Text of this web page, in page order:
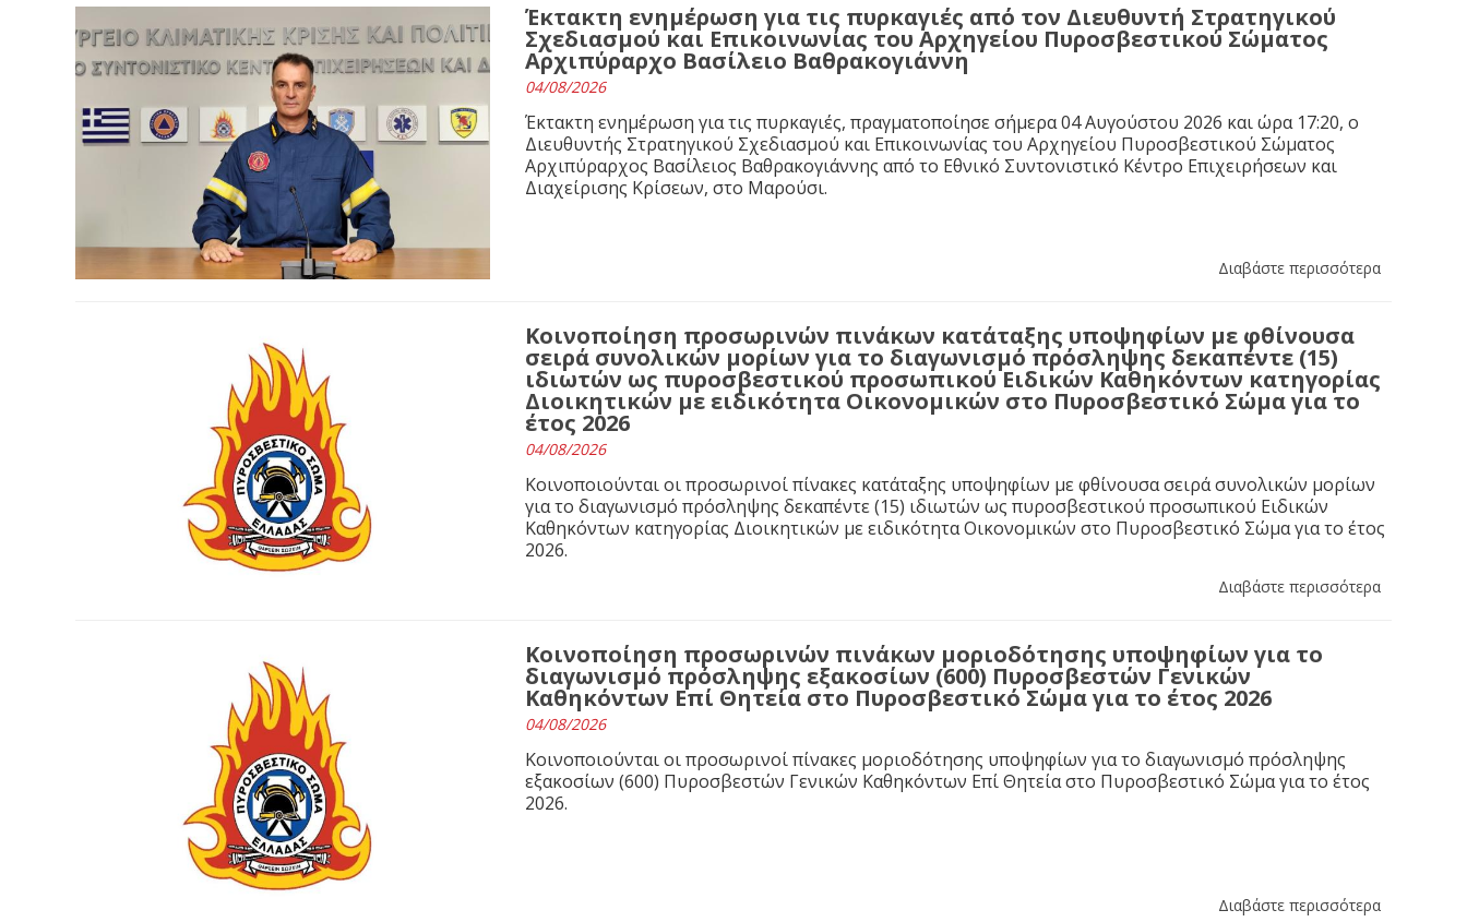
Έκτακτη ενημέρωση για τις πυρκαγιές από τον Διευθυντή Στρατηγικού
Σχεδιασμού και Επικοινωνίας του Αρχηγείου Πυροσβεστικού Σώματος
Αρχιπύραρχο Βασίλειο Βαθρακογιάννη
04/08/2026
Έκτακτη ενημέρωση για τις πυρκαγιές, πραγματοποίησε σήμερα 04 Αυγούστου 2026 και ώρα 17:20, ο
Διευθυντής Στρατηγικού Σχεδιασμού και Επικοινωνίας του Αρχηγείου Πυροσβεστικού Σώματος
Αρχιπύραρχος Βασίλειος Βαθρακογιάννης από το Εθνικό Συντονιστικό Κέντρο Επιχειρήσεων και
Διαχείρισης Κρίσεων, στο Μαρούσι.
Διαβάστε περισσότερα
Κοινοποίηση προσωρινών πινάκων κατάταξης υποψηφίων με φθίνουσα
σειρά συνολικών μορίων για το διαγωνισμό πρόσληψης δεκαπέντε (15)
ιδιωτών ως πυροσβεστικού προσωπικού Ειδικών Καθηκόντων κατηγορίας
Διοικητικών με ειδικότητα Οικονομικών στο Πυροσβεστικό Σώμα για το
έτος 2026
04/08/2026
Κοινοποιούνται οι προσωρινοί πίνακες κατάταξης υποψηφίων με φθίνουσα σειρά συνολικών μορίων
για το διαγωνισμό πρόσληψης δεκαπέντε (15) ιδιωτών ως πυροσβεστικού προσωπικού Ειδικών
Καθηκόντων κατηγορίας Διοικητικών με ειδικότητα Οικονομικών στο Πυροσβεστικό Σώμα για το έτος
2026.
Διαβάστε περισσότερα
Κοινοποίηση προσωρινών πινάκων μοριοδότησης υποψηφίων για το
διαγωνισμό πρόσληψης εξακοσίων (600) Πυροσβεστών Γενικών
Καθηκόντων Επί Θητεία στο Πυροσβεστικό Σώμα για το έτος 2026
04/08/2026
Κοινοποιούνται οι προσωρινοί πίνακες μοριοδότησης υποψηφίων για το διαγωνισμό πρόσληψης
εξακοσίων (600) Πυροσβεστών Γενικών Καθηκόντων Επί Θητεία στο Πυροσβεστικό Σώμα για το έτος
2026.
Διαβάστε περισσότερα